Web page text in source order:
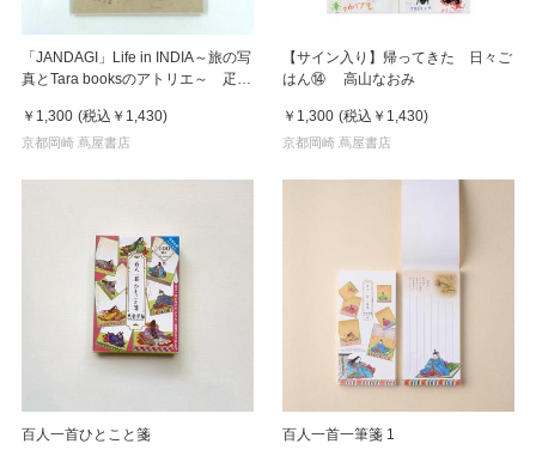
「JANDAGI」Life in INDIA～旅の写
真とTara booksのアトリエ～ 疋田
￥1,300 (税込 ￥1,430)
京都岡崎 蔦屋書店
【サイン入り】帰ってきた 日々ご
はん⑭ 高山なおみ
￥1,300 (税込 ￥1,430)
京都岡崎 蔦屋書店
百人一首ひとこと箋 百人一首一筆箋 1